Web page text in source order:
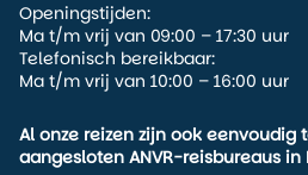
Openingstijden:
Ma t/m vrij van 09:00 – 17:30 uur
Telefonisch bereikbaar:
Ma t/m vrij van 10:00 – 16:00 uur
Al onze reizen zijn ook eenvoudig
aangesloten ANVR-reisbureaus in